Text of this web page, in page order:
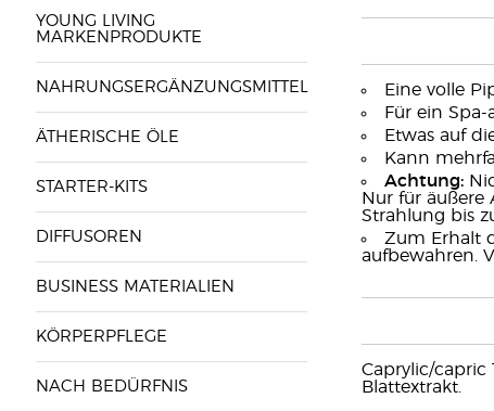
YOUNG LIVING
MARKENPRODUKTE
NAHRUNGSERGÄNZUNGSMITTEL
ÄTHERISCHE ÖLE
STARTER-KITS
DIFFUSOREN
BUSINESS MATERIALIEN
KÖRPERPFLEGE
NACH BEDÜRFNIS
Eine volle
Für ein
Etwas auf
Kann
Achtung:
Nur für
Strahlung bis
Zum Erhalt
aufbewahren.
Caprylic/capric
Blattextrakt.